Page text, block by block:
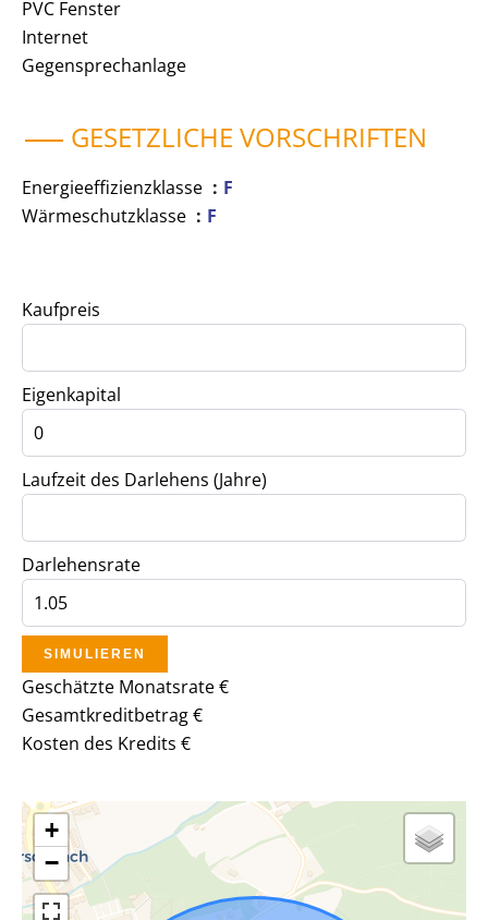
PVC Fenster
Internet
Gegensprechanlage
GESETZLICHE VORSCHRIFTEN
Energieeffizienzklasse
F
Wärmeschutzklasse
F
Kaufpreis
Eigenkapital
Laufzeit des Darlehens (Jahre)
Darlehensrate
SIMULIEREN
Geschätzte Monatsrate€
Gesamtkreditbetrag€
Kosten des Kredits €
+
−